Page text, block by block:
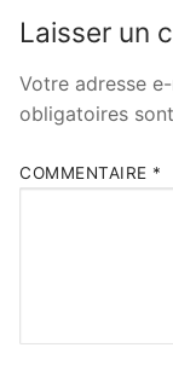
Laisser un
Votre adresse
obligatoires
COMMENTAIRE *